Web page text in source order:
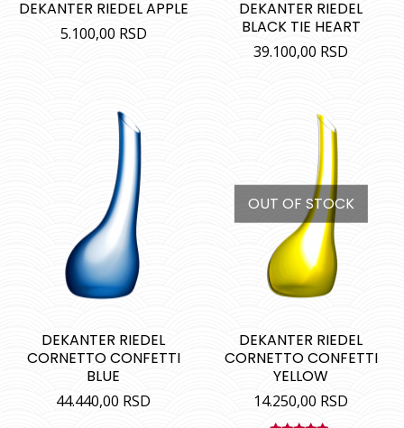
DEKANTER RIEDEL APPLE
5.100,00 RSD
DEKANTER RIEDEL
BLACK TIE HEART
39.100,00 RSD
DEKANTER RIEDEL
CORNETTO CONFETTI
BLUE
44.440,00 RSD
OUT OF STOCK
DEKANTER RIEDEL
CORNETTO CONFETTI
YELLOW
14.250,00 RSD